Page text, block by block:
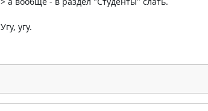
Угу, угу.